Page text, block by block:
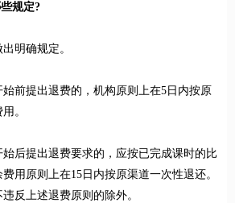
规定?
明确规定。
提出退费的，机构原则上在5日内按原
。
提出退费要求的，应按已完成课时的比
用原则上在15日内按原渠道一次性退还。
反上述退费原则的除外。